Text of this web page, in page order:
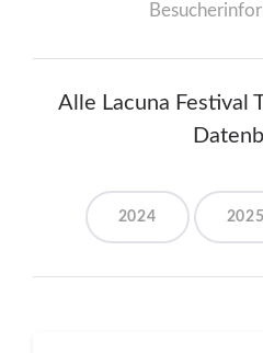
Alle Lacuna Festival
2024 2025